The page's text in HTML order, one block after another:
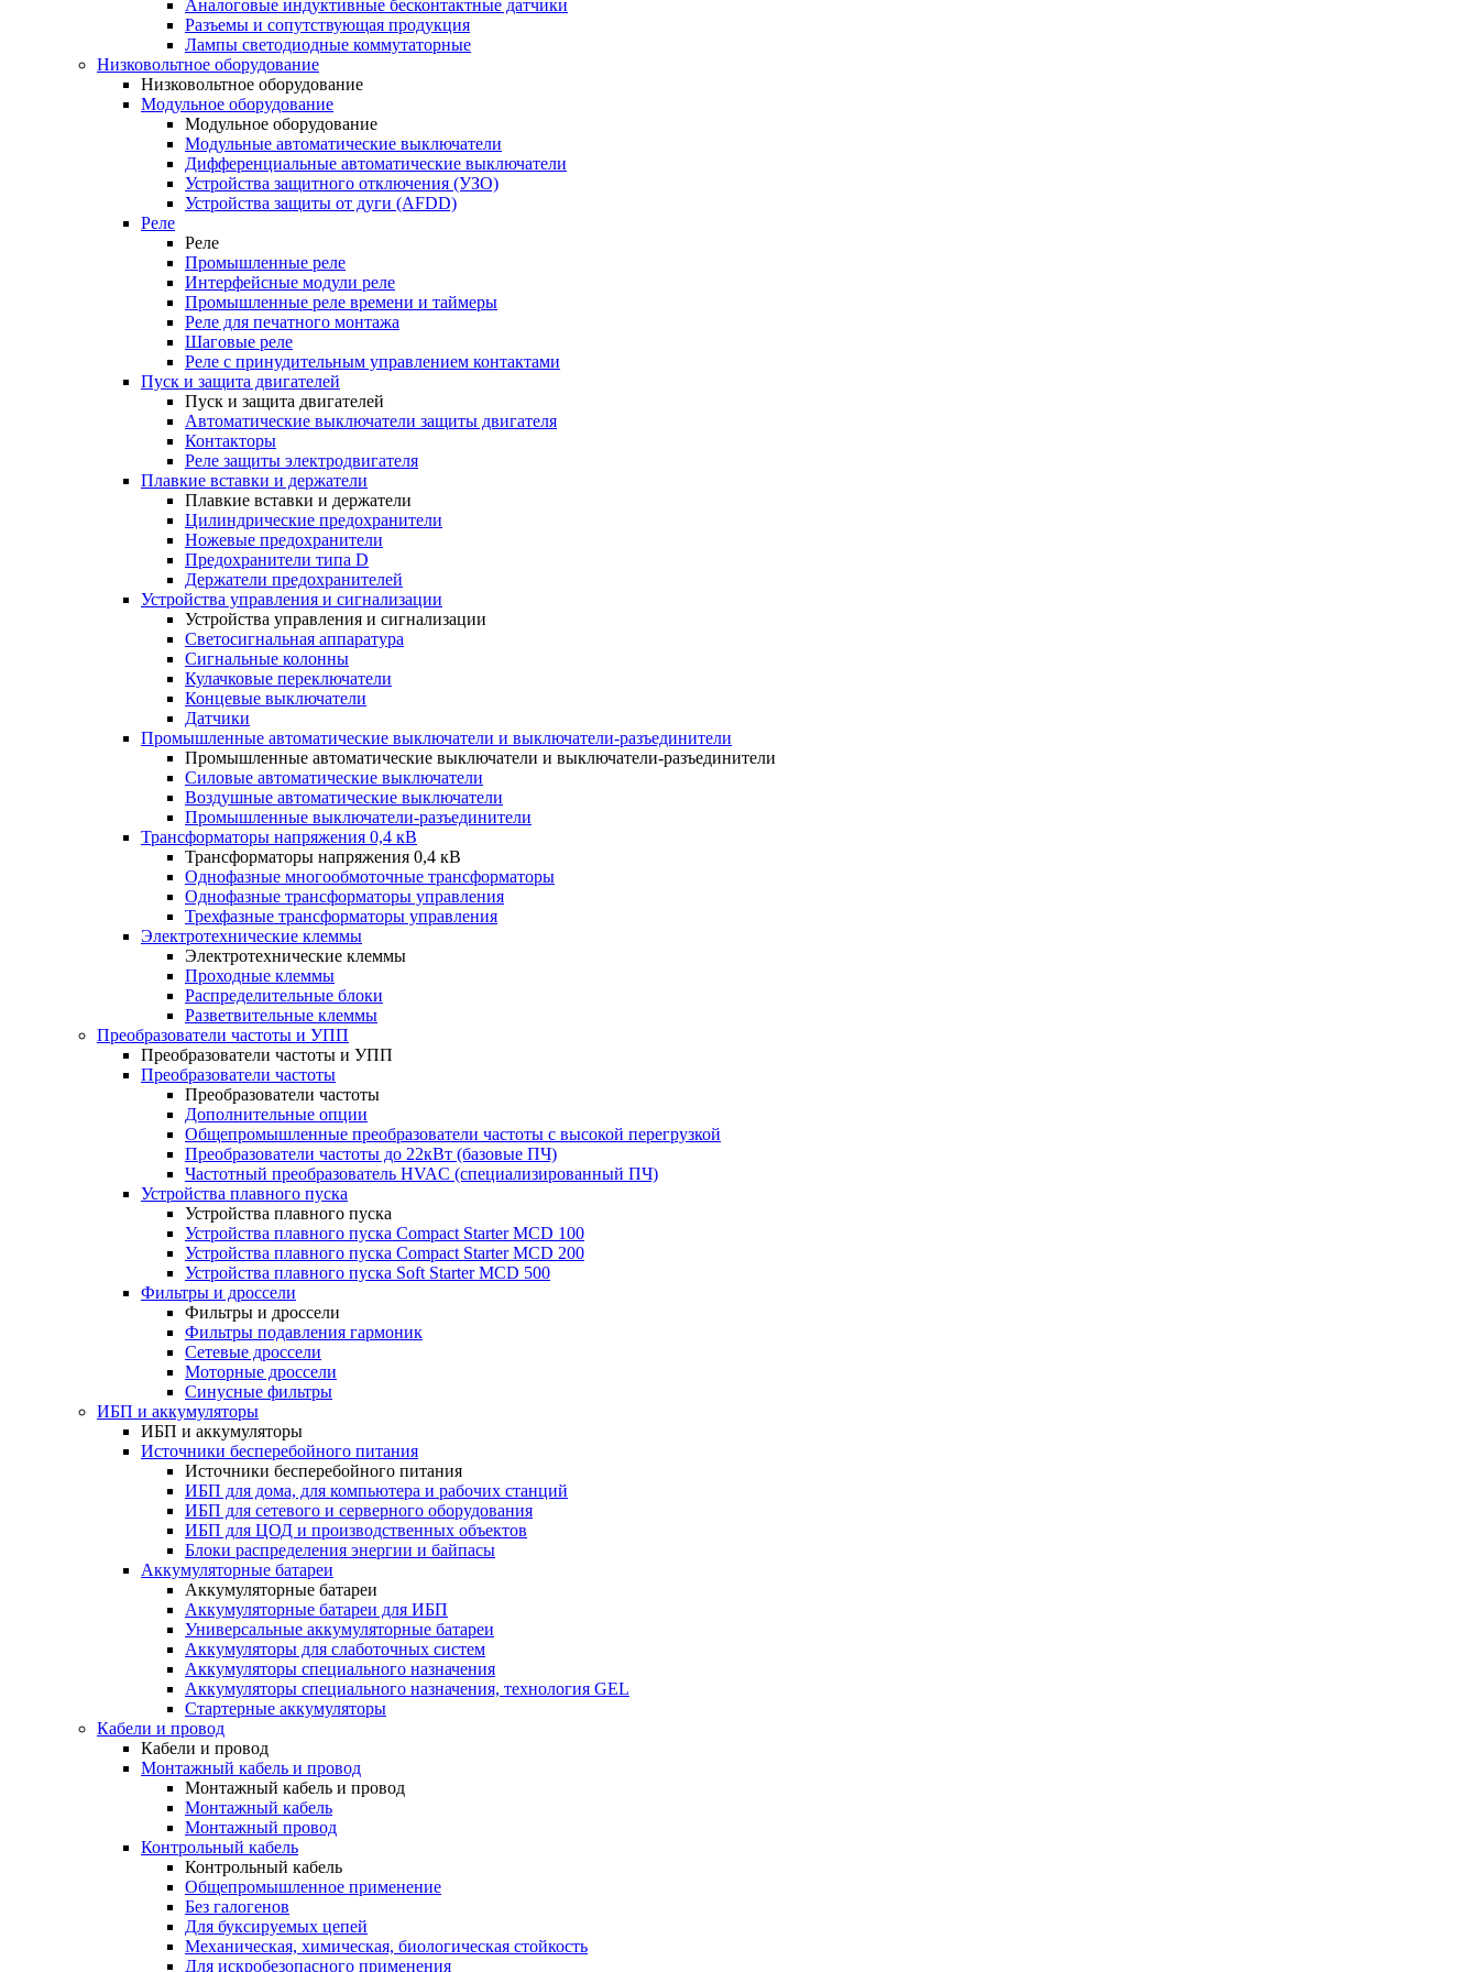
Аналоговые индуктивные бесконтактные датчики
Разъемы и сопутствующая продукция
Лампы светодиодные коммутаторные
Низковольтное оборудование
Низковольтное оборудование
Модульное оборудование
Модульное оборудование
Модульные автоматические выключатели
Дифференциальные автоматические выключатели
Устройства защитного отключения (УЗО)
Устройства защиты от дуги (AFDD)
Реле
Реле
Промышленные реле
Интерфейсные модули реле
Промышленные реле времени и таймеры
Реле для печатного монтажа
Шаговые реле
Реле с принудительным управлением контактами
Пуск и защита двигателей
Пуск и защита двигателей
Автоматические выключатели защиты двигателя
Контакторы
Реле защиты электродвигателя
Плавкие вставки и держатели
Плавкие вставки и держатели
Цилиндрические предохранители
Ножевые предохранители
Предохранители типа D
Держатели предохранителей
Устройства управления и сигнализации
Устройства управления и сигнализации
Светосигнальная аппаратура
Сигнальные колонны
Кулачковые переключатели
Концевые выключатели
Датчики
Промышленные автоматические выключатели и выключатели-разъединители
Промышленные автоматические выключатели и выключатели-разъединители
Силовые автоматические выключатели
Воздушные автоматические выключатели
Промышленные выключатели-разъединители
Трансформаторы напряжения 0,4 кВ
Трансформаторы напряжения 0,4 кВ
Однофазные многообмоточные трансформаторы
Однофазные трансформаторы управления
Трехфазные трансформаторы управления
Электротехнические клеммы
Электротехнические клеммы
Проходные клеммы
Распределительные блоки
Разветвительные клеммы
Преобразователи частоты и УПП
Преобразователи частоты и УПП
Преобразователи частоты
Преобразователи частоты
Дополнительные опции
Общепромышленные преобразователи частоты с высокой перегрузкой
Преобразователи частоты до 22кВт (базовые ПЧ)
Частотный преобразователь HVAC (специализированный ПЧ)
Устройства плавного пуска
Устройства плавного пуска
Устройства плавного пуска Compact Starter MCD 100
Устройства плавного пуска Compact Starter MCD 200
Устройства плавного пуска Soft Starter MCD 500
Фильтры и дроссели
Фильтры и дроссели
Фильтры подавления гармоник
Сетевые дроссели
Моторные дроссели
Синусные фильтры
ИБП и аккумуляторы
ИБП и аккумуляторы
Источники бесперебойного питания
Источники бесперебойного питания
ИБП для дома, для компьютера и рабочих станций
ИБП для сетевого и серверного оборудования
ИБП для ЦОД и производственных объектов
Блоки распределения энергии и байпасы
Аккумуляторные батареи
Аккумуляторные батареи
Аккумуляторные батареи для ИБП
Универсальные аккумуляторные батареи
Аккумуляторы для слаботочных систем
Аккумуляторы специального назначения
Аккумуляторы специального назначения, технология GEL
Стартерные аккумуляторы
Кабели и провод
Кабели и провод
Монтажный кабель и провод
Монтажный кабель и провод
Монтажный кабель
Монтажный провод
Контрольный кабель
Контрольный кабель
Общепромышленное применение
Без галогенов
Для буксируемых цепей
Механическая, химическая, биологическая стойкость
Для искробезопасного применения